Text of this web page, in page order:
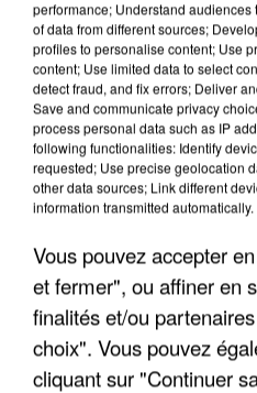
LES INTERVIEWS
FRANCE
"JE SUIS À
ENFOIRÉS"
"ON A
performance; Understand
of data from different sources;
profiles to personalise content; Use
content; Use limited data to select
detect fraud, and fix errors; Deliver
Save and communicate privacy
process personal data such as IP
following functionalities: Identify
requested; Use precise geolocation
other data sources; Link different
information transmitted automatically.
Vous pouvez accepter
et fermer", ou affiner en
finalités et/ou
choix". Vous pouvez
cliquant sur "Continuer